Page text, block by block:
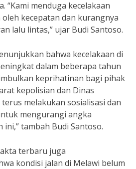
“Kami menduga kecelakaan
kecepatan dan kurangnya
lalu lintas,” ujar Budi Santoso.
bahwa kecelakaan di
dalam beberapa tahun
keprihatinan bagi pihak
kepolisian dan Dinas
melakukan sosialisasi dan
mengurangi angka
ini,” tambah Budi Santoso.
terbaru juga
kondisi jalan di Melawi belum